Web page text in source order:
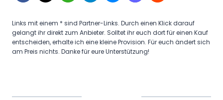
Links mit einem * sind Partner-Links. Durch einen Klick darauf
gelangt ihr direkt zum Anbieter. Solltet ihr euch dort für einen Kauf
entscheiden, erhalte ich eine kleine Provision. Für euch ändert sich
am Preis nichts. Danke für eure Unterstützung!